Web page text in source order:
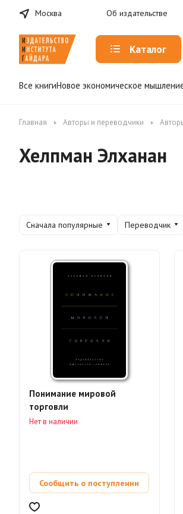
Москва Об издательстве
Каталог
Все книгиНовое экономическое
Главная Авторы и переводчики
Хелпман Элханан
Сначала популярные Переводчик
Понимание мировой
торговли
Нет в наличии
Сообщить о поступлении